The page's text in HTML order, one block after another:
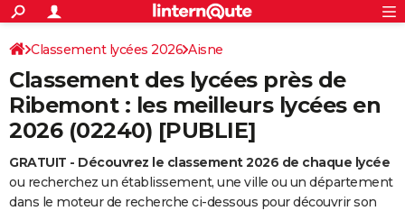
ACTUALITÉS
Politique
Société
Faits Divers
Education
Monde
Villes
+
SPORT
Coupe du monde 2026
Football
Tennis
Cyclisme
Rugby
Forum
CULTURE
Programme TV
TNT
Streaming
Cinéma
Sorties cinéma
Musique
+
FINANCE
Retraite
Impôts
Epargne
Immobilier
Risques naturels par ville
Banque
Assurance
Crédit
AUTO
Essais
Réserver un essai
Citadines
Berlines
SUV
Forum auto
+
HIGH-TECH
S'inscrire
Connexion
Classement lycées 2026 Aisne
Classement des lycées près de
Ribemont : les meilleurs lycées en
2026 (02240) [PUBLIE]
GRATUIT - Découvrez le classement 2026 de chaque lycée
ou recherchez un établissement, une ville ou un département
dans le moteur de recherche ci-dessous pour découvrir son